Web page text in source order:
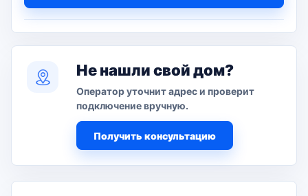
Не нашли свой дом?
Оператор уточнит адрес и проверит
подключение вручную.
Получить консультацию